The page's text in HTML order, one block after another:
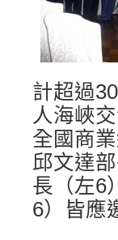
計超過
人海峽
全國商
邱文達
長（左6
6）皆應